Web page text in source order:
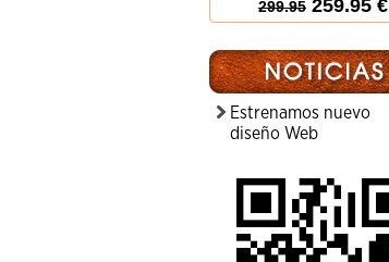
299.95 259.95 €
Estrenamos nuevo
diseño Web